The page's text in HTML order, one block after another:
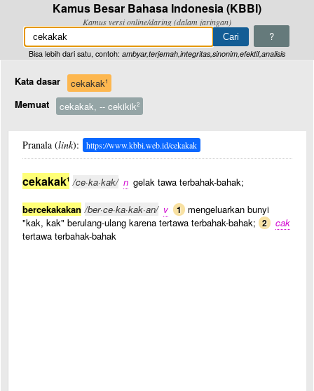
Kamus Besar Bahasa Indonesia (KBBI)
Kamus versi online/daring (dalam jaringan)
?
Bisa lebih dari satu, contoh: ambyar,terjemah,integritas,sinonim,efektif,analisis
Kata dasar cekakak1
Memuat cekakak, -- cekikik2
Pranala (link): https://www.kbbi.web.id/cekakak
cekakak1 /ce·ka·kak/ n gelak tawa terbahak-bahak;
bercekakakan /ber·ce·ka·kak·an/ v 1
mengeluarkan bunyi
"kak, kak" berulang-ulang karena tertawa terbahak-bahak; 2
cak
tertawa terbahak-bahak